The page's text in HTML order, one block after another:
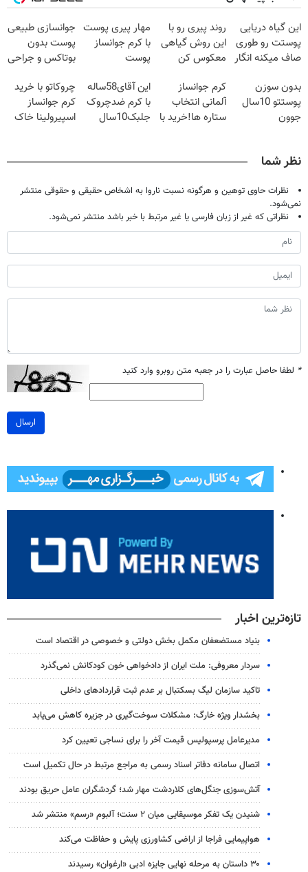
این گیاه دریایی
پوستت رو طوری
صاف میکنه انگار
شدی🔥
روند پیری رو با
این روش گیاهی
معکوس کن
مهار پیری پوست
با کرم جوانساز
پوست
ویژه تا امشب)
جوانسازی طبیعی
پوست بدون
بوتاکس و جراحی
تخفیف ویژه
بدون سوزن
پوستتو 10سال
جوون
کرم جوانساز
آلمانی انتخاب
ستاره ها!خرید با
این آقای58ساله
با کرم ضدچروک
جلبک10سال
تخفیف)
چروکاتو با خرید
کرم جوانساز
اسپیرولینا خاک
نظر شما
نظرات حاوی توهین و هرگونه نسبت ناروا به اشخاص حقیقی و حقوقی منتشر
نمی‌شود.
نظراتی که غیر از زبان فارسی یا غیر مرتبط با خبر باشد منتشر نمی‌شود.
* لطفا حاصل عبارت را در جعبه متن روبرو وارد کنید
ارسال
تازه‌ترین اخبار
بنیاد مستضعفان مکمل بخش دولتی و خصوصی در اقتصاد است
سردار معروفی: ملت ایران از دادخواهی خون کودکانش نمی‌گذرد
تاکید سازمان لیگ بسکتبال بر عدم ثبت قراردادهای داخلی
بخشدار ویژه خارگ: مشکلات سوخت‌گیری در جزیره کاهش می‌یابد
مدیرعامل پرسپولیس قیمت آخر را برای نساجی تعیین کرد
اتصال سامانه دفاتر اسناد رسمی به مراجع مرتبط در حال تکمیل است
آتش‌سوزی جنگل‌های کلاردشت مهار شد؛ گردشگران عامل حریق بودند
شنیدن یک تفکر موسیقایی میان ۲ سنت؛ آلبوم «رسم» منتشر شد
هواپیمایی فراجا از اراضی کشاورزی پایش و حفاظت می‌کند
۳۰ داستان به مرحله نهایی جایزه ادبی «ارغوان» رسیدند